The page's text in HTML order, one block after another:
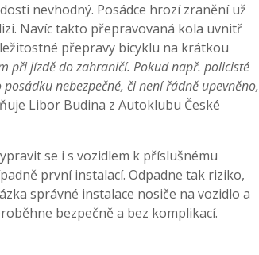
nevhodný. Posádce hrozí zranění už
Navíc takto přepravovaná kola uvnitř
přepravy bicyklu na krátkou
při jízdě do zahraničí. Pokud např. policisté
nebezpečné, či není řádně upevněno,
Libor Budina z Autoklubu České
se i s vozidlem k příslušnému
první instalací. Odpadne tak riziko,
správné instalace nosiče na vozidlo a
bezpečně a bez komplikací.